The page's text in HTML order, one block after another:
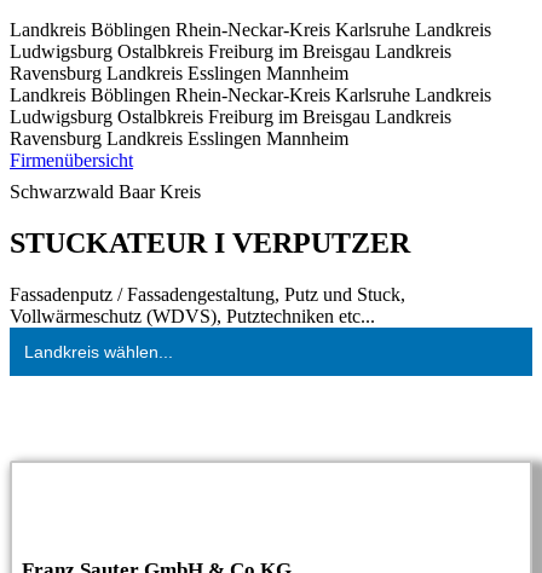
Landkreis Böblingen Rhein-Neckar-Kreis Karlsruhe Landkreis
Ludwigsburg Ostalbkreis Freiburg im Breisgau Landkreis
Ravensburg Landkreis Esslingen Mannheim
Landkreis Böblingen Rhein-Neckar-Kreis Karlsruhe Landkreis
Ludwigsburg Ostalbkreis Freiburg im Breisgau Landkreis
Ravensburg Landkreis Esslingen Mannheim
Firmenübersicht
Schwarzwald Baar Kreis
STUCKATEUR I VERPUTZER
Fassadenputz / Fassadengestaltung, Putz und Stuck,
Vollwärmeschutz (WDVS), Putztechniken etc...
Landkreis wählen...